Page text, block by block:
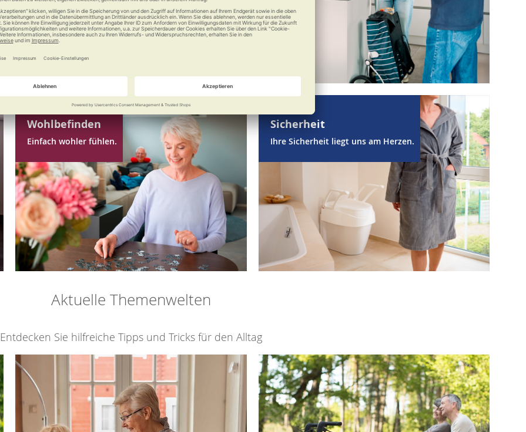
Wohlbefinden
Einfach wohler fühlen.
Sicherheit
Ihre Sicherheit liegt uns am Herzen.
Aktuelle Themenwelten
Entdecken Sie hilfreiche Tipps und Tricks für den Alltag